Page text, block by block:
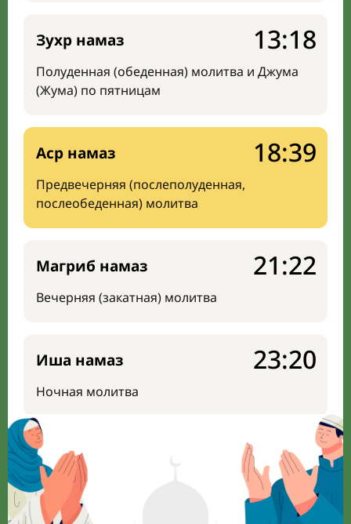
Зухр намаз
Полуденная (обеденная) молитва и Джума
(Жума) по пятницам
13:18
Аср намаз
Предвечерняя (послеполуденная,
послеобеденная) молитва
18:39
Магриб намаз
Вечерняя (закатная) молитва
21:22
Иша намаз
Ночная молитва
23:20